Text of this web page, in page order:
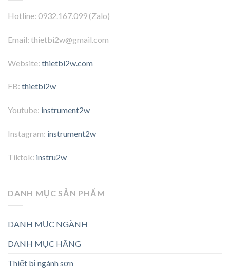
Hotline: 0932.167.099 (Zalo)
Email: thietbi2w@gmail.com
Website: thietbi2w.com
FB: thietbi2w
Youtube: instrument2w
Instagram: instrument2w
Tiktok: instru2w
DANH MỤC SẢN PHẨM
DANH MỤC NGÀNH
DANH MỤC HÃNG
Thiết bị ngành sơn